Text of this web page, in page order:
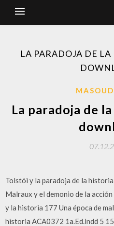
LA PARADOJA DE
La paradoja de
Tolstói y la paradoja de la
Malraux y el demonio de la
y la historia 177 Una época de
historia ACA0372 1a.Ed.indd 5